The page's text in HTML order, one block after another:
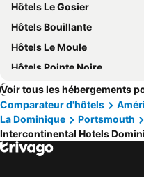
Hôtels Le Gosier
Hôtels Bouillante
Hôtels Le Moule
Hôtels Pointe Noire
Voir tous les hébergements
Comparateur d'hôtels
La Dominique
Portsmouth
Intercontinental Hotels